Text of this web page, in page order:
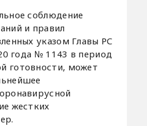
соблюдение
и правил
указом Главы РС
года № 1143 в период
готовности, может
жестких